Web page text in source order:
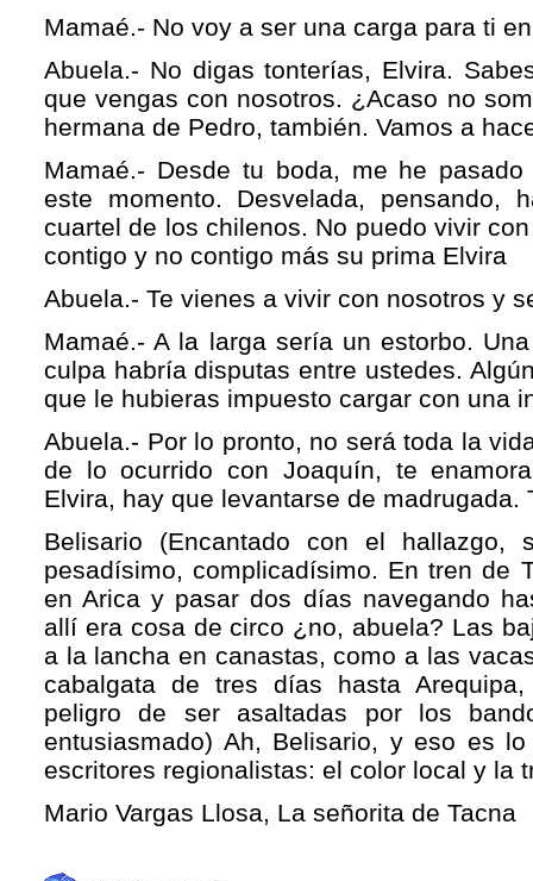
Mamaé.- No voy a ser una carga para ti
Abuela.- No digas tonterías, Elvira.
que vengas con nosotros. ¿Acaso no
hermana de Pedro, también. Vamos a
Mamaé.- Desde tu boda, me he
este momento. Desvelada, pensando,
cuartel de los chilenos. No puedo vivir
contigo y no contigo más su prima Elvira
Abuela.- Te vienes a vivir con nosotros y
Mamaé.- A la larga sería un estorbo.
culpa habría disputas entre ustedes.
que le hubieras impuesto cargar con una
Abuela.- Por lo pronto, no será toda la
de lo ocurrido con Joaquín, te
Elvira, hay que levantarse de madrugada.
Belisario (Encantado con el hallazgo,
pesadísimo, complicadísimo. En tren de
en Arica y pasar dos días navegando
allí era cosa de circo ¿no, abuela? Las
a la lancha en canastas, como a las
cabalgata de tres días hasta
peligro de ser asaltadas por los
entusiasmado) Ah, Belisario, y eso es
escritores regionalistas: el color local y la
Mario Vargas Llosa, La señorita de Tacna